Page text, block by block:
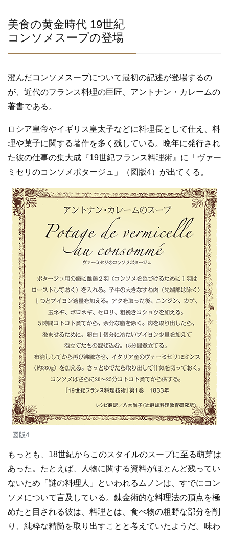
美食の黄金時代 19世紀
コンソメスープの登場
澄んだコンソメスープについて最初の記述が登場するの
が、近代のフランス料理の巨匠、アントナン・カレームの
著書である。
ロシア皇帝やイギリス皇太子などに料理長として仕え、料
理や菓子に関する著作を多く残している。晩年に発行され
た彼の仕事の集大成『19世紀フランス料理術』に「ヴァー
ミセリのコンソメポタージュ」（図版4）が出てくる。
図版4
もっとも、18世紀からこのスタイルのスープに至る萌芽は
あった。たとえば、人物に関する資料がほとんど残ってい
ないため「謎の料理人」といわれるムノンは、すでにコン
ソメについて言及している。錬金術的な料理法の頂点を極
めたと目される彼は、料理とは、食べ物の粗野な部分を削
り、純粋な精髄を取り出すことと考えていたようだ。味わ